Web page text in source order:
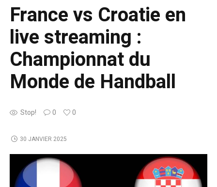
France vs Croatie en
live streaming :
Championnat du
Monde de Handball
Stop! 0 0
30 JANVIER 2025